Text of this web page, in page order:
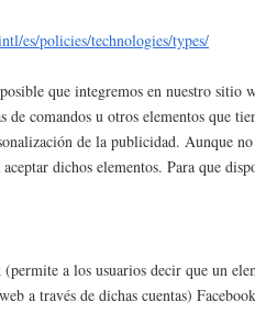
es/policies/technologies/types/
que integremos en nuestro sitio
de comandos u otros elementos que
de la publicidad. Aunque
dichos elementos. Para que
a los usuarios decir que un
a través de dichas cuentas)